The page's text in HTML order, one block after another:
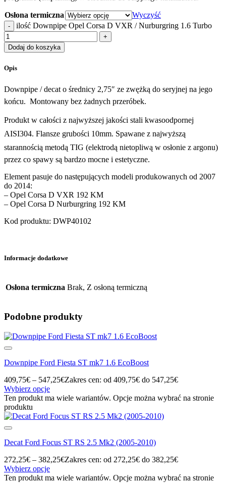
Osłona termiczna
Wyczyść
ilość Downpipe Opel Corsa D VXR / Nurburgring 1.6 Turbo
Dodaj do koszyka
Opis
Downpipe / decat o średnicy 2,75″ ze zwężką do seryjnej na jego
końcu. Montowany bez żadnych przeróbek.
Produkt w całości z najwyższej jakości stali kwasoodpornej
AISI304. Flansze grubości 10mm. Spawane z najwyższą
starannością metodą TIG (elektrodą nietopliwą w osłonie z argonu)
przez co spawy są bardzo mocne i estetyczne.
Element pasuje do następujących modeli produkowanych od 2007
do 2014:
– Opel Corsa D VXR 192 KM
– Opel Corsa D Nurburgring 192 KM
Kod produktu: DWP40102
Informacje dodatkowe
Osłona termiczna Brak, Z osłoną termiczną
Podobne produkty
Downpipe Ford Fiesta ST mk7 1.6 EcoBoost
409,75€ – 547,25€Zakres cen: od 409,75€ do 547,25€
Wybierz opcje
Ten produkt ma wiele wariantów. Opcje można wybrać na stronie
produktu
Decat Ford Focus ST RS 2.5 Mk2 (2005-2010)
272,25€ – 382,25€Zakres cen: od 272,25€ do 382,25€
Wybierz opcje
Ten produkt ma wiele wariantów. Opcje można wybrać na stronie